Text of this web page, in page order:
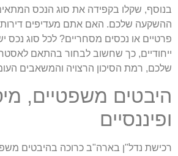
בנוסף, שקלו בקפידה את סוג הנכס
ההשקעה שלכם. האם אתם מעדיפים
פרטיים או נכסים מסחריים? לכל סוג נכס
ייחודיים, כך שחשוב לבחור בהתאם
שלכם, רמת הסיכון הרצויה והמשאבים
היבטים משפטיים,
ופיננסיים
רכישת נדל"ן בארה"ב כרוכה בהיבטים